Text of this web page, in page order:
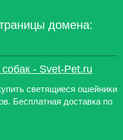
домена:
- Svet-Pet.ru
светящиеся ошейники
Бесплатная доставка по